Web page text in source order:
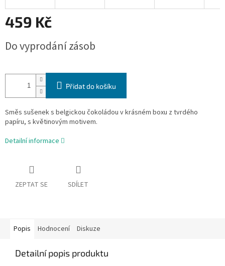
459 Kč
cena:
Do vyprodání zásob
Přidat do košíku
Směs sušenek s belgickou čokoládou v krásném boxu z tvrdého
papíru, s květinovým motivem.
Detailní informace
ZEPTAT SE SDÍLET
Popis Hodnocení Diskuze
Detailní popis produktu